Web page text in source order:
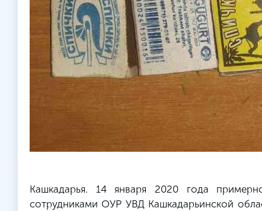
Кашкадарья. 14 января 2020 года
сотрудниками ОУР УВД Кашкадарьинской